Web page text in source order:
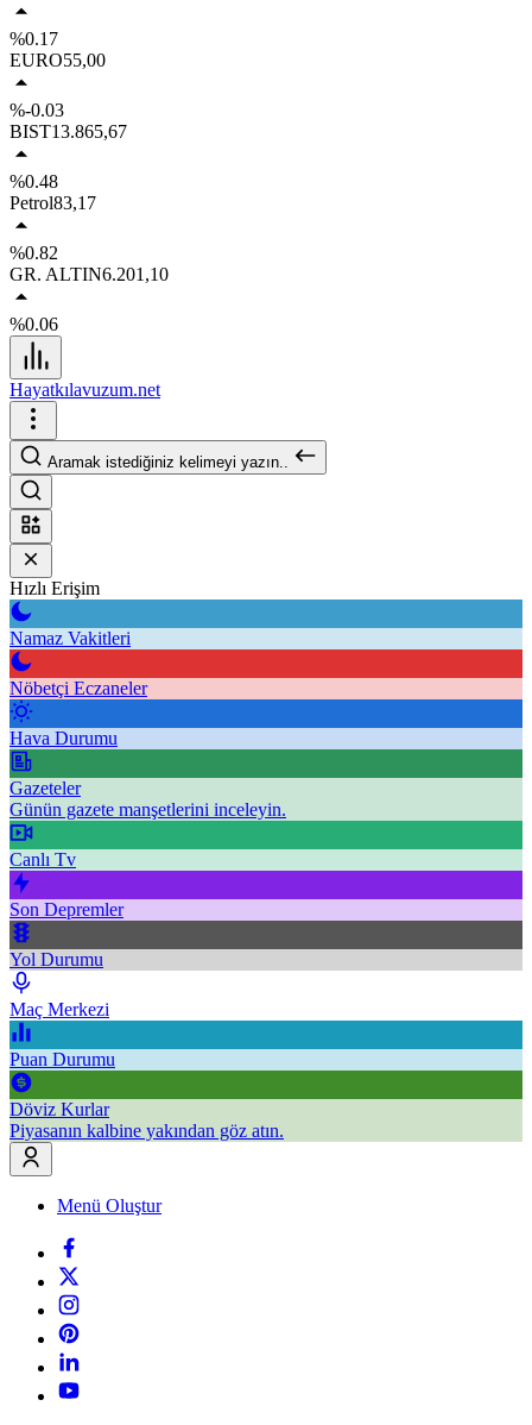
%0.17
EURO55,00
%-0.03
BIST13.865,67
%0.48
Petrol83,17
%0.82
GR. ALTIN6.201,10
%0.06
Hayatkılavuzum.net
Aramak istediğiniz kelimeyi yazın..
Hızlı Erişim
Namaz Vakitleri
Nöbetçi Eczaneler
Hava Durumu
Gazeteler
Günün gazete manşetlerini inceleyin.
Canlı Tv
Son Depremler
Yol Durumu
Maç Merkezi
Puan Durumu
Döviz Kurlar
Piyasanın kalbine yakından göz atın.
Menü Oluştur